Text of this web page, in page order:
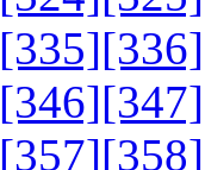
[335][336]
[346][347]
[357][358]